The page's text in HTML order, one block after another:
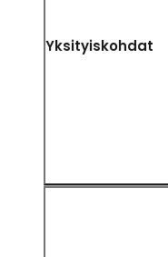
Yksityiskohdat